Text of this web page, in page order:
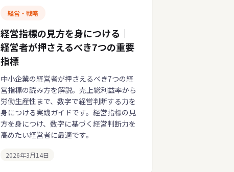
経営・戦略
経営指標の見方を身につける｜
経営者が押さえるべき7つの重要
指標
中小企業の経営者が押さえるべき7つの経
営指標の読み方を解説。売上総利益率から
労働生産性まで、数字で経営判断する力を
身につける実践ガイドです。経営指標の見
方を身につけ、数字に基づく経営判断力を
高めたい経営者に最適です。
2026年3月14日